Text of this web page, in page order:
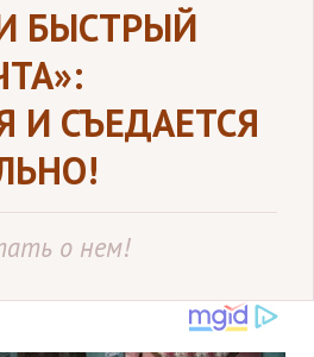
БЫСТРЫЙ
И СЪЕДАЕТСЯ
о нем!